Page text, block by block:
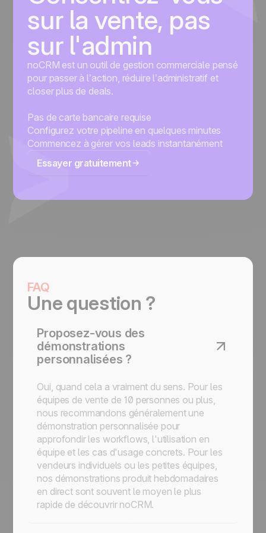
sur la vente, pas
sur l'admin
noCRM est un outil de gestion commerciale pensé
pour passer à l’action, réduire l’administratif et
closer plus de deals.
Pas de carte bancaire requise
Configurez votre pipeline en quelques minutes
Commencez à gérer vos leads instantanément
Essayer gratuitement
FAQ
Une question ?
Proposez-vous des
démonstrations
personnalisées ?
Oui, quand cela a vraiment du sens. Pour les
équipes de vente de 10 personnes ou plus,
nous recommandons généralement une
démonstration personnalisée pour
approfondir les workflows, l'utilisation en
équipe et les cas d'usage concrets. Pour les
vendeurs individuels ou les petites équipes,
nos démonstrations produit hebdomadaires
en direct sont souvent le moyen le plus
rapide de découvrir noCRM.